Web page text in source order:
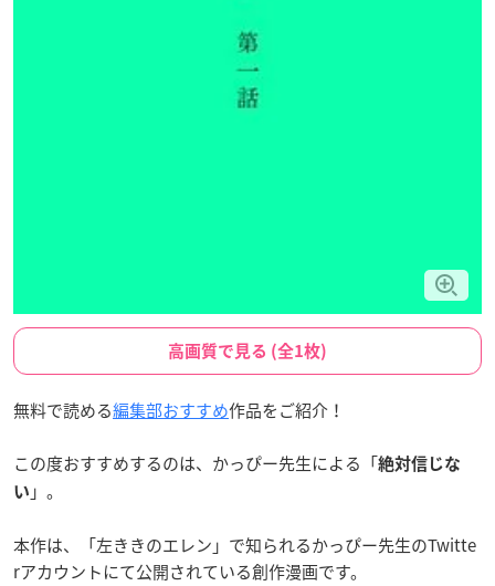
高画質で見る (全1枚)
無料で読める編集部おすすめ作品をご紹介！
この度おすすめするのは、かっぴー先生による「絶対信じな
い 」。
本作は、「左ききのエレン」で知られるかっぴー先生のTwitte
rアカウントにて公開されている創作漫画です。